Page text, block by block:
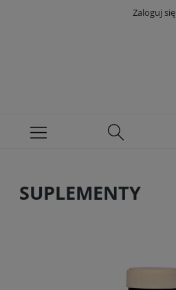
Zaloguj się
SUPLEMENTY